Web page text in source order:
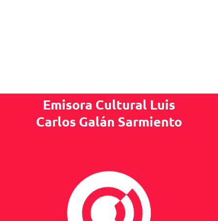
Emisora Cultural Luis
Carlos Galán Sarmiento